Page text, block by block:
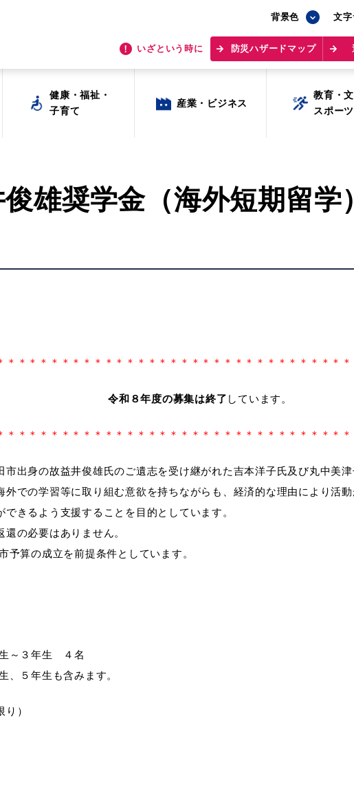
背景色 文
いざという時に 防災ハザードマップ
背景色 文
いざという時に 防災ハザードマップ
健康・福祉・
子育て
産業・ビジネス
教育・文
スポーツ
健康・福祉・
子育て
産業・ビジネス
教育・文
スポーツ
雄奨学金（海外短期留学
＊＊＊＊＊＊＊＊＊＊＊＊＊＊＊＊＊＊＊＊＊＊＊＊＊＊＊＊＊＊＊
令和８年度の募集は終了 しています。
＊＊＊＊＊＊＊＊＊＊＊＊＊＊＊＊＊＊＊＊＊＊＊＊＊＊＊＊＊＊＊
出身の故益井俊雄氏のご遺志を受け継がれた吉本洋子氏及び丸中美
での学習等に取り組む意欲を持ちながらも、経済的な理由により活
きるよう支援することを目的としています。
の必要はありません。
算の成立を前提条件としています。
～３年生 ４名
生も含みます。
）